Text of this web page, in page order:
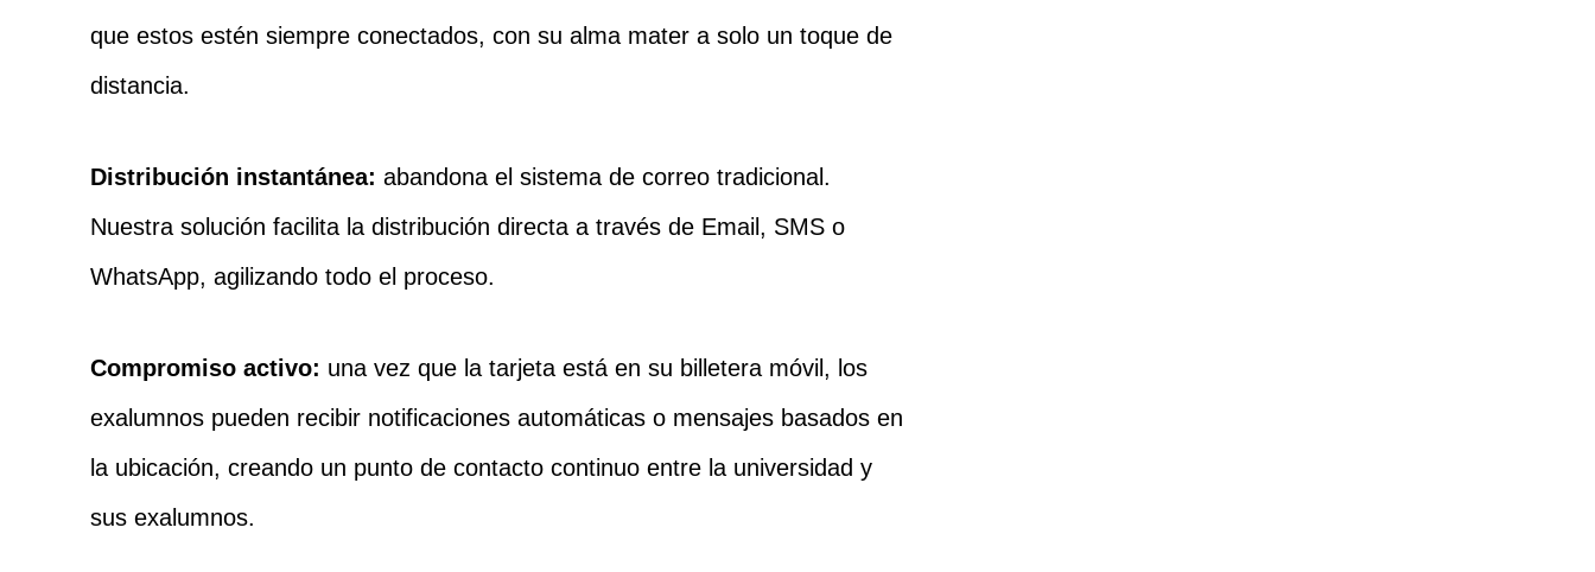
que estos estén siempre conectados, con su alma mater a solo un toque de
distancia.
Distribución instantánea: abandona el sistema de correo tradicional.
Nuestra solución facilita la distribución directa a través de Email, SMS o
WhatsApp, agilizando todo el proceso.
Compromiso activo: una vez que la tarjeta está en su billetera móvil, los
exalumnos pueden recibir notificaciones automáticas o mensajes basados ​​en
la ubicación, creando un punto de contacto continuo entre la universidad y
sus exalumnos.